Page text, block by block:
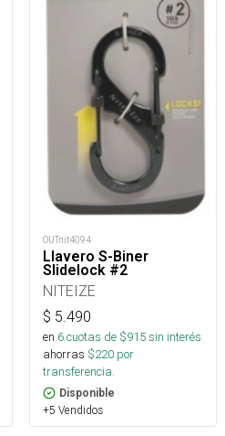
OUTnit4094
Llavero S-Biner
Slidelock #2
NITEIZE
$ 5.490
en 6cuotas de $915sin interés
ahorras $220 por
transferencia.
Disponible
+5 Vendidos